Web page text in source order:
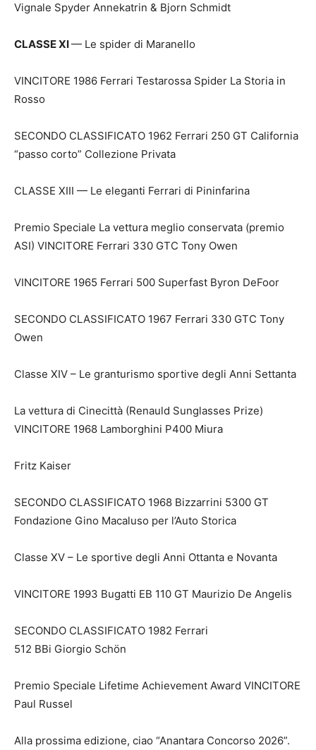
Vignale Spyder Annekatrin & Bjorn Schmidt
CLASSE XI— Le spider di Maranello
VINCITORE 1986 Ferrari Testarossa Spider La Storia in
Rosso
SECONDO CLASSIFICATO 1962 Ferrari 250 GT California
“passo corto” Collezione Privata
CLASSE XIII — Le eleganti Ferrari di Pininfarina
Premio Speciale La vettura meglio conservata (premio
ASI) VINCITORE Ferrari 330 GTC Tony Owen
VINCITORE 1965 Ferrari 500 Superfast Byron DeFoor
SECONDO CLASSIFICATO 1967 Ferrari 330 GTC Tony
Owen
Classe XIV – Le granturismo sportive degli Anni Settanta
La vettura di Cinecittà (Renauld Sunglasses Prize)
VINCITORE 1968 Lamborghini P400 Miura
Fritz Kaiser
SECONDO CLASSIFICATO 1968 Bizzarrini 5300 GT
Fondazione Gino Macaluso per l’Auto Storica
Classe XV – Le sportive degli Anni Ottanta e Novanta
VINCITORE 1993 Bugatti EB 110 GT Maurizio De Angelis
SECONDO CLASSIFICATO 1982 Ferrari
512 BBi Giorgio Schön
Premio Speciale Lifetime Achievement Award VINCITORE
Paul Russel
Alla prossima edizione, ciao “Anantara Concorso 2026”.